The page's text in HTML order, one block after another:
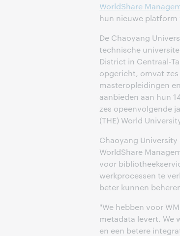
WorldShare
hun nieuwe platform
De Chaoyang
technische
District in Centraal-
opgericht, omvat
masteropleidingen
aanbieden aan hun
zes opeenvolgende
(THE) World
Chaoyang University
WorldShare
voor
werkprocessen te
beter kunnen
"We hebben voor
metadata levert. We
en een betere